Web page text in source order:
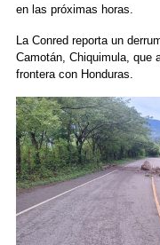
en las próximas horas.
La Conred reporta un
Camotán, Chiquimula, que
frontera con Honduras.